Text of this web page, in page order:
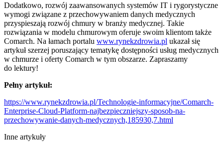
Dodatkowo, rozwój zaawansowanych systemów IT i rygorystyczne
wymogi związane z przechowywaniem danych medycznych
przyspieszają rozwój chmury w branży medycznej. Takie
rozwiązania w modelu chmurowym oferuje swoim klientom także
Comarch. Na łamach portalu www.rynekzdrowia.pl ukazał się
artykuł szerzej poruszający tematykę dostępności usług medycznych
w chmurze i oferty Comarch w tym obszarze. Zapraszamy
do lektury!
Pełny artykuł:
https://www.rynekzdrowia.pl/Technologie-informacyjne/Comarch-
Enterprise-Cloud-Platform-najbezpieczniejszy-sposob-na-
przechowywanie-danych-medycznych,185930,7.html
Inne artykuły